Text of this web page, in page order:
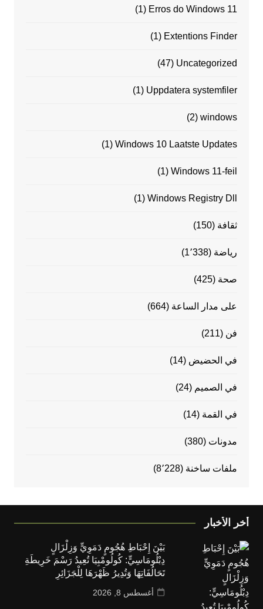
Erros do Windows 11
(1)
Extentions Finder
(1)
Uncategorized
(47)
Uppdatera systemfiler
(1)
windows
(2)
Windows 10 Laatste Updates
(1)
Windows 11-feil
(1)
Windows Registry Dll
(1)
ثقافة (150)
رياضة (1٬338)
صحة (425)
على مدار الساعة (664)
فن (211)
في الحضيض (14)
في الصميم (24)
في القمة (14)
مدونات (380)
ملفات ساخنة (8٬228)
أخر الأخبار
بَيْنَ إِحْبَاطِ هُجُومٍ دَمَوِيٍّ وَزِلْزَالٍ
دِبْلُومَاسِيٍّ: كُولُومْبِيَا تُعِيدُ رَسْمَ خَرِيطَةِ
تَحَالُفَاتِهَا وَتُدِيرُ ظَهْرَهَا لِلْجَزَائِرِ
أغسطس 8, 2026